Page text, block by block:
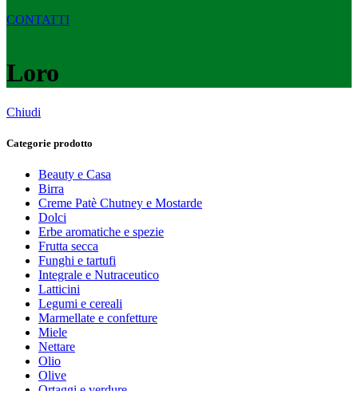
CONTATTI
Loro
Chiudi
Categorie prodotto
Beauty e Casa
Birra
Creme Patè Chutney e Mostarde
Dolci
Erbe aromatiche e spezie
Frutta secca
Funghi e tartufi
Integrale e Nutraceutico
Latticini
Legumi e cereali
Marmellate e confetture
Miele
Nettare
Olio
Olive
Ortaggi e verdure